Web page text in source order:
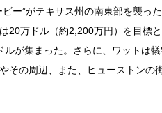
ビー”がテキサス州の南東部を襲
20万ドル（約2,200万円）を目標
ルが集まった。さらに、ワットは
その周辺、また、ヒューストン